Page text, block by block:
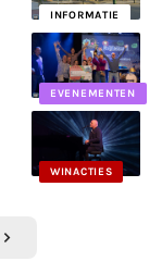
INFORMATIE
EVENEMENTEN
WINACTIES